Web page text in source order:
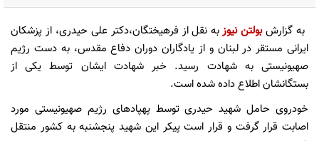
به گزارشبولتن نیوزبه نقل از فرهیختگان،دکتر علی حیدری، از پزشکان
ایرانی مستقر در لبنان و از یادگاران دوران دفاع مقدس، به دست رژیم
صهیونیستی به شهادت رسید. خبر شهادت ایشان توسط یکی از
بستگانشان اطلاع داده شده است.
خودروی حامل شهید حیدری توسط پهپادهای رژیم صهیونیستی مورد
اصابت قرار گرفت و قرار است پیکر این شهید پنجشنبه به کشور منتقل